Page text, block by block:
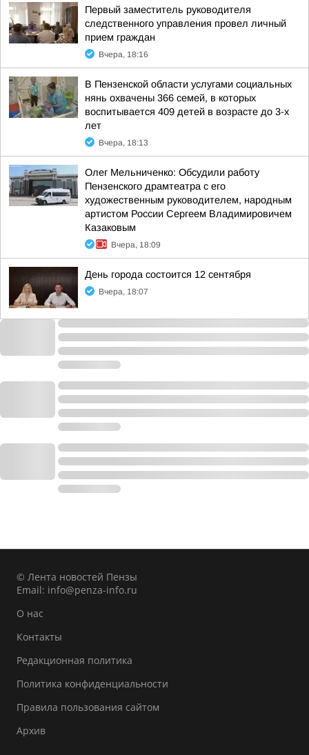
Первый заместитель руководителя
следственного управления провел личный
прием граждан
Вчера, 18:16
В Пензенской области услугами социальных
нянь охвачены 366 семей, в которых
воспитывается 409 детей в возрасте до 3-х
лет
Вчера, 18:13
Олег Мельниченко: Обсудили работу
Пензенского драмтеатра с его
художественным руководителем, народным
артистом России Сергеем Владимировичем
Казаковым
Вчера, 18:09
День города состоится 12 сентября
Вчера, 18:07
© Лента новостей Пензы
Email: info@penza-info.ru
О нас
Контакты
Редакционная политика
Политика конфиденциальности
Правила пользования сайтом
Архив